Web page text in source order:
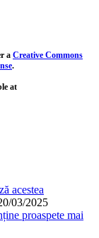
a Creative Commons
.
at
acestea
03/2025
proaspete mai